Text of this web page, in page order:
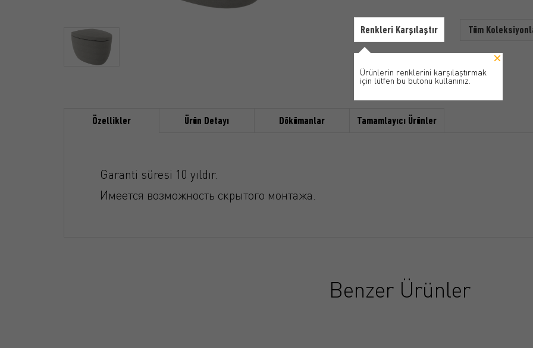
Renkleri Karşılaştır Tüm
Ürünlerin renklerini karşılaştırmak
için lütfen bu butonu kullanınız.
Özellikler Ürün Detayı Dökümanlar Tamamlayıcı Ürünler
Garanti süresi 10 yıldır.
Имеется возможность скрытого монтажа.
Benzer Ürünler